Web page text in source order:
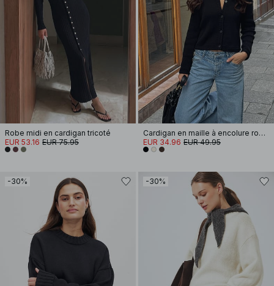
Robe midi en cardigan tricoté
EUR 53.16 EUR 75.95
Cardigan en maille à encolure ronde
EUR 34.96 EUR 49.95
-30% -30%